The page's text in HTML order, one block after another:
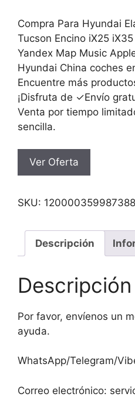
original
era:
119.74€.
actual
es:
96.99€.
Compra Para Hyundai
Tucson Encino iX25
Yandex Map Music
Hyundai China coches
Encuentre más
¡Disfruta de ✓Envío
Venta por tiempo
sencilla.
Ver Oferta
SKU:
Descripción
Descripción
Por favor, envíenos un
ayuda.
WhatsApp/Telegram/
Correo electrónico: